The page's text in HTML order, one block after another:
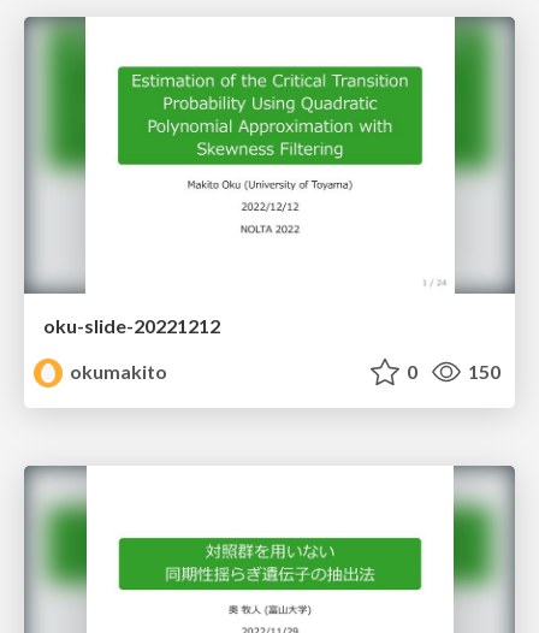
oku-slide-20221212
okumakito
0 150